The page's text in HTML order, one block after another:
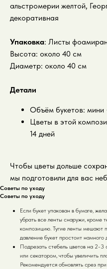
альстромерии желтой,
декоративная
Упаковка: Листы
Высота: около 40 см
Диаметр: около 40 см
Детали
Объём букетов:
Цветы в этой
14 дней
Чтобы цветы дольше
мы подготовили для вас
Советы по уходу
Советы по уходу
Если букет упакован в бумаге,
убрать все ленты снаружи, кроме
композицию. Тугие ленты мешают
давление букет простоит намного
Подрезать стебель цветов на 2-
или секатором, чтобы увеличить
Рекомендуется обновлять срез